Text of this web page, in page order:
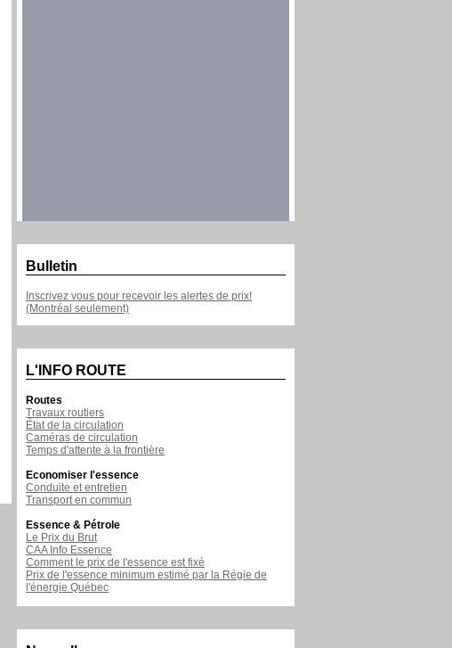
Bulletin
Inscrivez vous pour recevoir les alertes de prix!
(Montréal seulement)
L'INFO ROUTE
Routes
Travaux routiers
État de la circulation
Caméras de circulation
Temps d'attente à la frontière
Economiser l'essence
Conduite et entretien
Transport en commun
Essence & Pétrole
Le Prix du Brut
CAA Info Essence
Comment le prix de l'essence est fixé
Prix de l'essence minimum estimé par la Régie de
l'énergie Québec